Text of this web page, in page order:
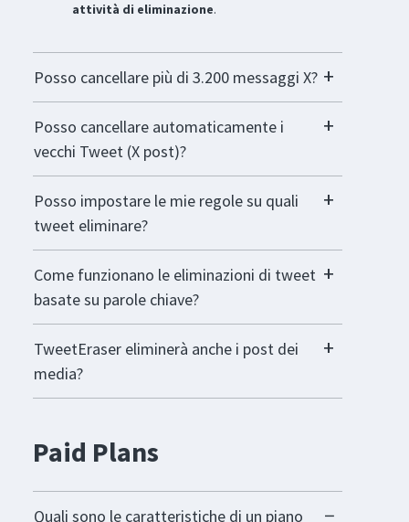
attività di eliminazione.
Posso cancellare più di 3.200 messaggi X?
Posso cancellare automaticamente i
vecchi Tweet (X post)?
Posso impostare le mie regole su quali
tweet eliminare?
Come funzionano le eliminazioni di tweet
basate su parole chiave?
TweetEraser eliminerà anche i post dei
media?
Paid Plans
Quali sono le caratteristiche di un piano